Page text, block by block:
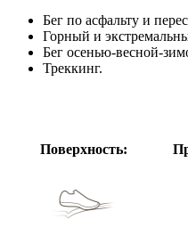
Бег по асфальту и
Горный и
Бег осенью-весной-
Треккинг.
Поверхность: